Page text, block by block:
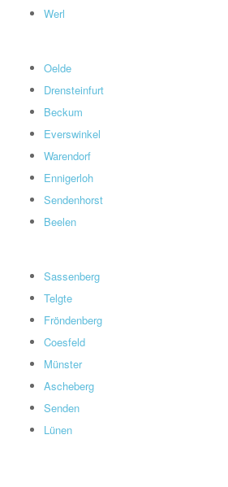
Werl
Oelde
Drensteinfurt
Beckum
Everswinkel
Warendorf
Ennigerloh
Sendenhorst
Beelen
Sassenberg
Telgte
Fröndenberg
Coesfeld
Münster
Ascheberg
Senden
Lünen